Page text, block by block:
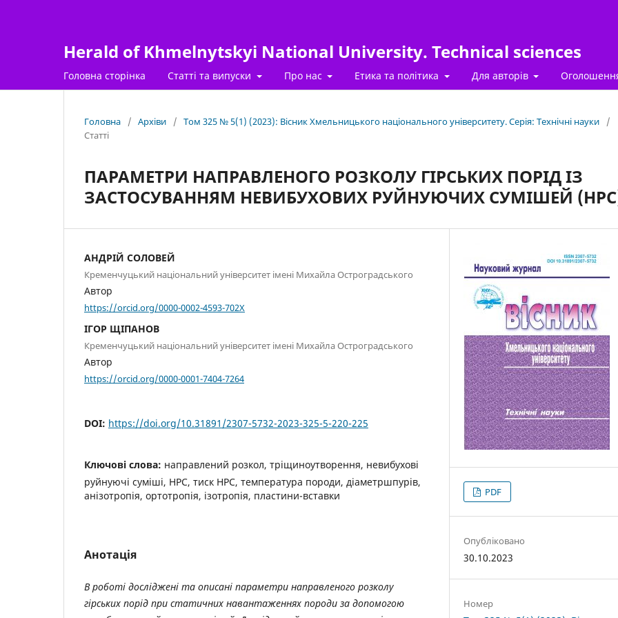
Herald of Khmelnytskyi National University. Technical sciences
Головна сторінка Статті та випуски Про нас Етика та політика Для авторів
Головна / Архіви / Том 325 № 5(1) (2023): Вісник Хмельницького національного університету. Серія: Технічні науки
/
Статті
ПАРАМЕТРИ НАПРАВЛЕНОГО РОЗКОЛУ ГІРСЬКИХ ПОРІД ІЗ
ЗАСТОСУВАННЯМ НЕВИБУХОВИХ РУЙНУЮЧИХ СУМІШЕЙ
АНДРІЙ СОЛОВЕЙ
Кременчуцький національний університет імені Михайла Остроградського
Автор
https://orcid.org/0000-0002-4593-702X
ІГОР ЩІПАНОВ
Кременчуцький національний університет імені Михайла Остроградського
Автор
https://orcid.org/0000-0001-7404-7264
DOI: https://doi.org/10.31891/2307-5732-2023-325-5-220-225
Ключові слова: направлений розкол, тріщиноутворення, невибухові
руйнуючі суміші, НРС, тиск НРС, температура породи, діаметршпурів,
анізотропія, ортотропія, ізотропія, пластини-вставки
Анотація
В роботі досліджені та описані параметри направленого розколу
гірських порід при статичних навантаженнях породи за допомогою
PDF
Опубліковано
30.10.2023
Номер